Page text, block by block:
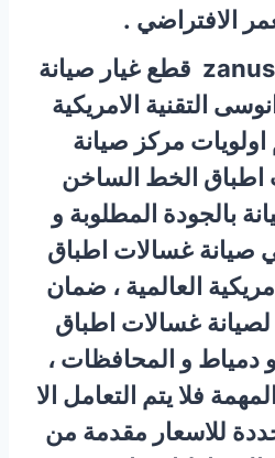
الافتراضي .
zanussi Dishwashers قطع غيار صيانة
التقنية الامريكية
اولويات مركز صيانة
الخط الساخن
بالجودة المطلوبة و
صيانة غسالات اطباق
العالمية ، ضمان
لصيانة غسالات اطباق
دمياط و المحافظات ،
فلا يتم التعامل الا
للاسعار مقدمة من